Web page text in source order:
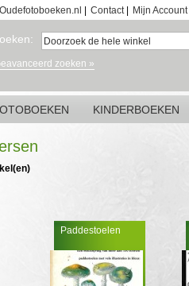
Contact| Mijn Account|
zoeken »
KINDERBOEKEN
Paddestoelen